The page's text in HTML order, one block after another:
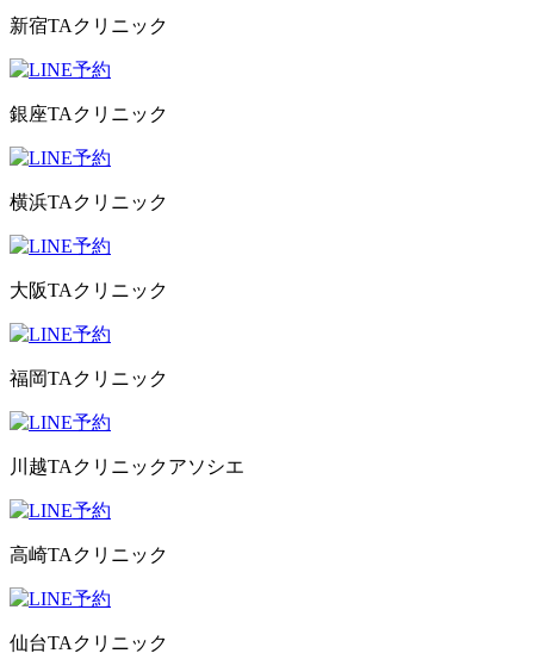
新宿TAクリニック
銀座TAクリニック
横浜TAクリニック
大阪TAクリニック
福岡TAクリニック
川越TAクリニックアソシエ
高崎TAクリニック
仙台TAクリニック